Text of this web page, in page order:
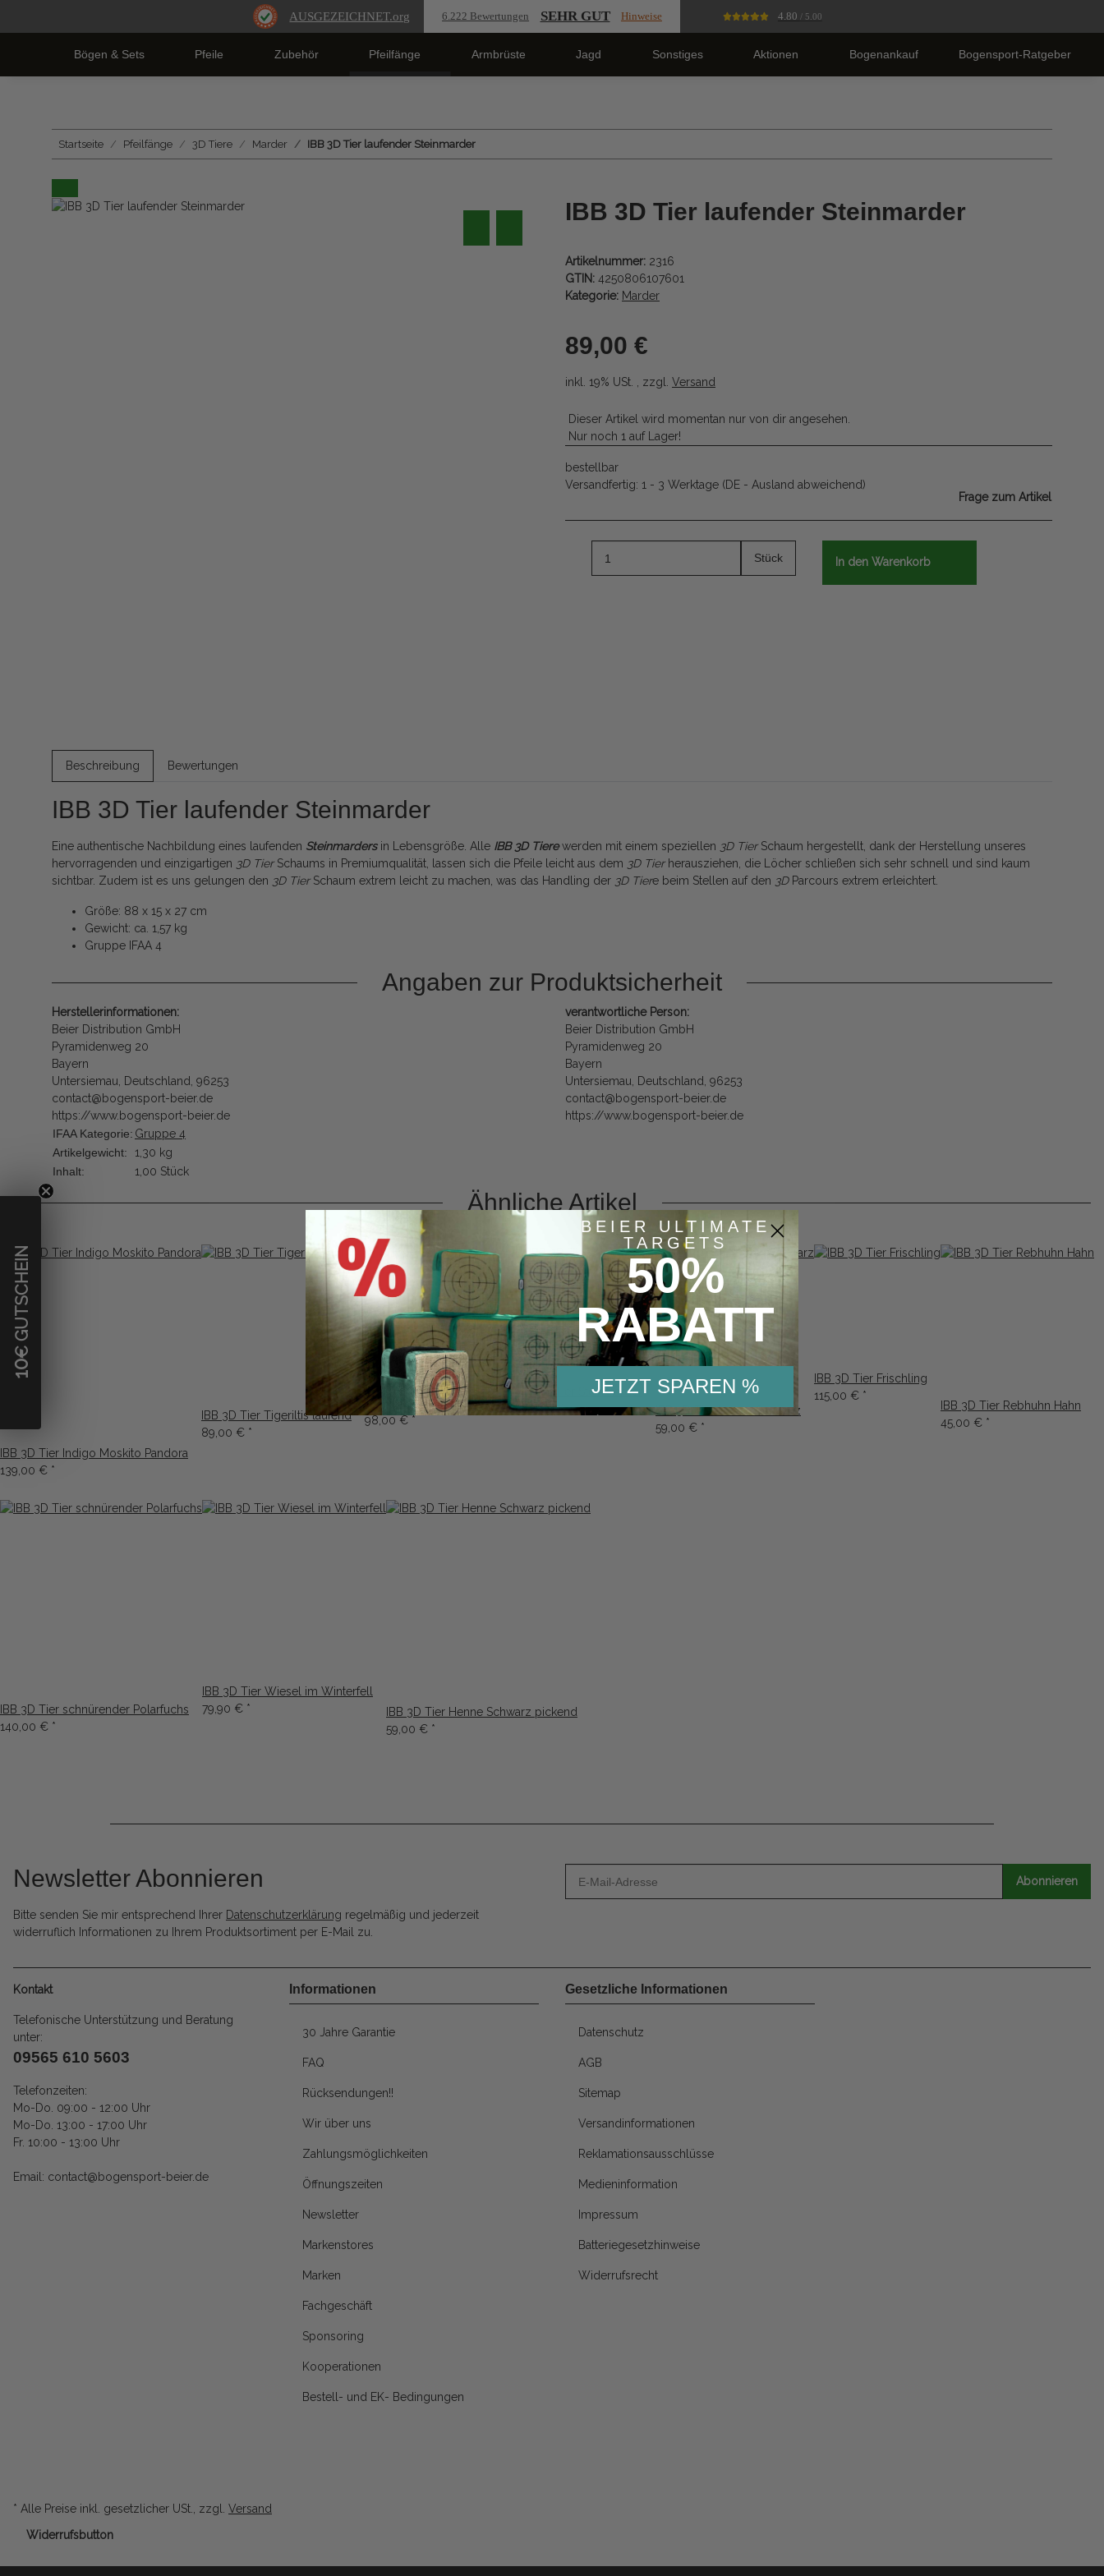
AUSGEZEICHNET.org 6.222 Bewertungen SEHR GUT Hinweise 4.80 / 5.00
Bögen & Sets Pfeile Zubehör Pfeilfänge Armbrüste Jagd Sonstiges Aktionen Bogenankauf Bogensport-Ratgeber
Startseite Pfeilfänge 3D Tiere Marder IBB 3D Tier laufender Steinmarder
IBB 3D Tier laufender Steinmarder
Artikelnummer: 2316
GTIN: 4250806107601
Kategorie: Marder
89,00 €
inkl. 19% USt. , zzgl. Versand
Dieser Artikel wird momentan nur von dir angesehen.
Nur noch 1 auf Lager!
bestellbar
Versandfertig: 1 - 3 Werktage (DE - Ausland abweichend)
Frage zum Artikel
Stück In den Warenkorb
Beschreibung Bewertungen
IBB 3D Tier laufender Steinmarder
Eine authentische Nachbildung eines laufenden Steinmarders in Lebensgröße. Alle IBB 3D Tierewerden mit einem speziellen 3D TierSchaum hergestellt, dank der Herstellung unseres
hervorragenden und einzigartigen 3D TierSchaums in Premiumqualität, lassen sich die Pfeile leicht aus dem 3D Tierherausziehen, die Löcher schließen sich sehr schnell und sind kaum
sichtbar. Zudem ist es uns gelungen den 3D TierSchaum extrem leicht zu machen, was das Handling der 3D Tiere beim Stellen auf den 3D Parcours extrem erleichtert.
Größe: 88 x 15 x 27 cm
Gewicht: ca. 1,57 kg
Gruppe IFAA 4
Angaben zur Produktsicherheit
Herstellerinformationen:
Beier Distribution GmbH
Pyramidenweg 20
Bayern
Untersiemau, Deutschland, 96253
contact@bogensport-beier.de
https://www.bogensport-beier.de
verantwortliche Person:
Beier Distribution GmbH
Pyramidenweg 20
Bayern
Untersiemau, Deutschland, 96253
contact@bogensport-beier.de
https://www.bogensport-beier.de
IFAA Kategorie: Gruppe 4
Artikelgewicht:
1,30 kg
Inhalt:
1,00 Stück
Ähnliche Artikel
IBB 3D Tier Indigo Moskito Pandora
139,00 € *
IBB 3D Tier Tigeriltis laufend
89,00 € *
IBB 3D Tier Hahn Schwarz
98,00 € *
IBB 3D Tier Steinmarder
79,90 €*
IBB 3D Tier Henne Schwarz
59,00 € *
IBB 3D Tier Frischling
115,00 € *
IBB 3D Tier Rebhuhn Hahn
45,00 € *
IBB 3D Tier schnürender Polarfuchs
140,00 € *
IBB 3D Tier Wiesel im Winterfell
79,90 € *
IBB 3D Tier Henne Schwarz pickend
59,00 € *
Newsletter Abonnieren
Bitte senden Sie mir entsprechend Ihrer Datenschutzerklärung regelmäßig und jederzeit
widerruflich Informationen zu Ihrem Produktsortiment per E-Mail zu.
Abonnieren
Kontakt
Telefonische Unterstützung und Beratung
unter:
09565 610 5603
Telefonzeiten:
Mo-Do. 09:00 - 12:00 Uhr
Mo-Do. 13:00 - 17:00 Uhr
Fr. 10:00 - 13:00 Uhr
Email: contact@bogensport-beier.de
Informationen
30 Jahre Garantie
FAQ
Rücksendungen!!
Wir über uns
Zahlungsmöglichkeiten
Öffnungszeiten
Newsletter
Markenstores
Marken
Fachgeschäft
Sponsoring
Kooperationen
Bestell- und EK- Bedingungen
Gesetzliche Informationen
Datenschutz
AGB
Sitemap
Versandinformationen
Reklamationsausschlüsse
Medieninformation
Impressum
Batteriegesetzhinweise
Widerrufsrecht
* Alle Preise inkl. gesetzlicher USt., zzgl. Versand
Widerrufsbutton
10
€ GUTSCHEIN
BEIER ULTIMATE
TARGETS
50%
RABATT
JETZT SPAREN %